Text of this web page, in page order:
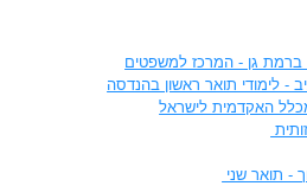
גן - המרכז למשפטים
לימודי תואר ראשון בהנדסה
האקדמית לישראל
- תואר שני